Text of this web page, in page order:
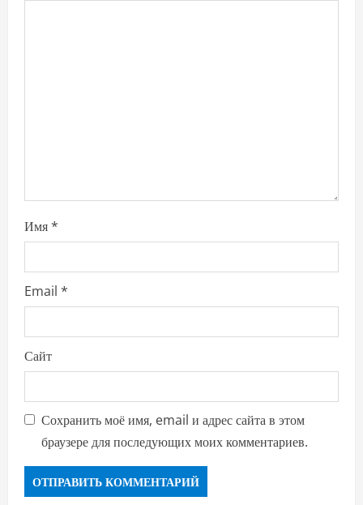
Имя*
Email *
Сайт
Сохранить моё имя, email и адрес сайта в этом
браузере для последующих моих комментариев.